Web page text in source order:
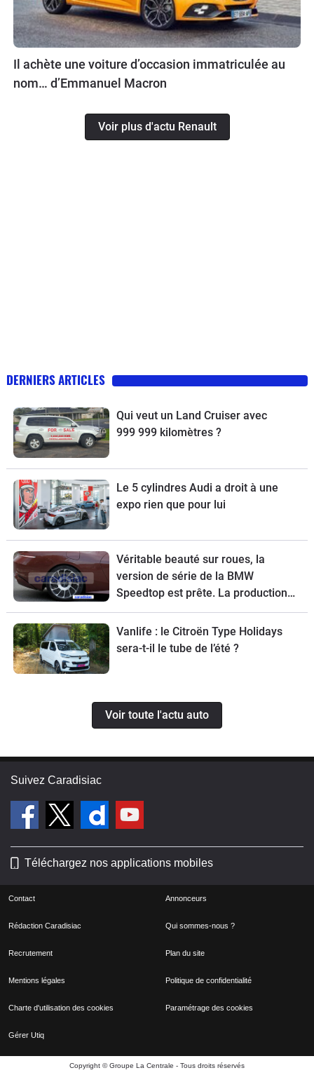
Il achète une voiture d’occasion immatriculée au
nom… d’Emmanuel Macron
Voir plus d'actu Renault
DERNIERS ARTICLES
Qui veut un Land Cruiser avec
999 999 kilomètres ?
Le 5 cylindres Audi a droit à une
expo rien que pour lui
Véritable beauté sur roues, la
version de série de la BMW
Speedtop est prête. La production
de ce break de chasse sera limitée à
70 exemplaires.
Vanlife : le Citroën Type Holidays
sera-t-il le tube de l’été ?
Voir toute l'actu auto
Suivez Caradisiac
Téléchargez nos applications mobiles
Contact Annonceurs
Rédaction Caradisiac Qui sommes-nous ?
Recrutement Plan du site
Mentions légales Politique de confidentialité
Charte d'utilisation des cookies Paramétrage des cookies
Gérer Utiq
Copyright © Groupe La Centrale - Tous droits réservés